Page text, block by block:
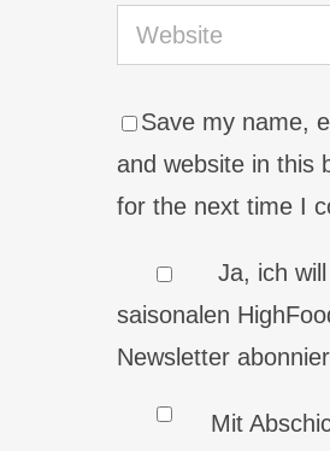
Save my name,
and website in this
for the next time I
Ja, ich
saisonalen
Newsletter
Mit